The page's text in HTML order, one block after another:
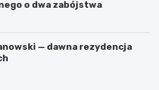
o dwa zabójstwa
— dawna rezydencja